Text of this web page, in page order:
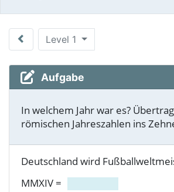
Level 1
Aufgabe
In welchem Jahr war es?
römischen Jahreszahlen ins
Deutschland wird
MMXIV =